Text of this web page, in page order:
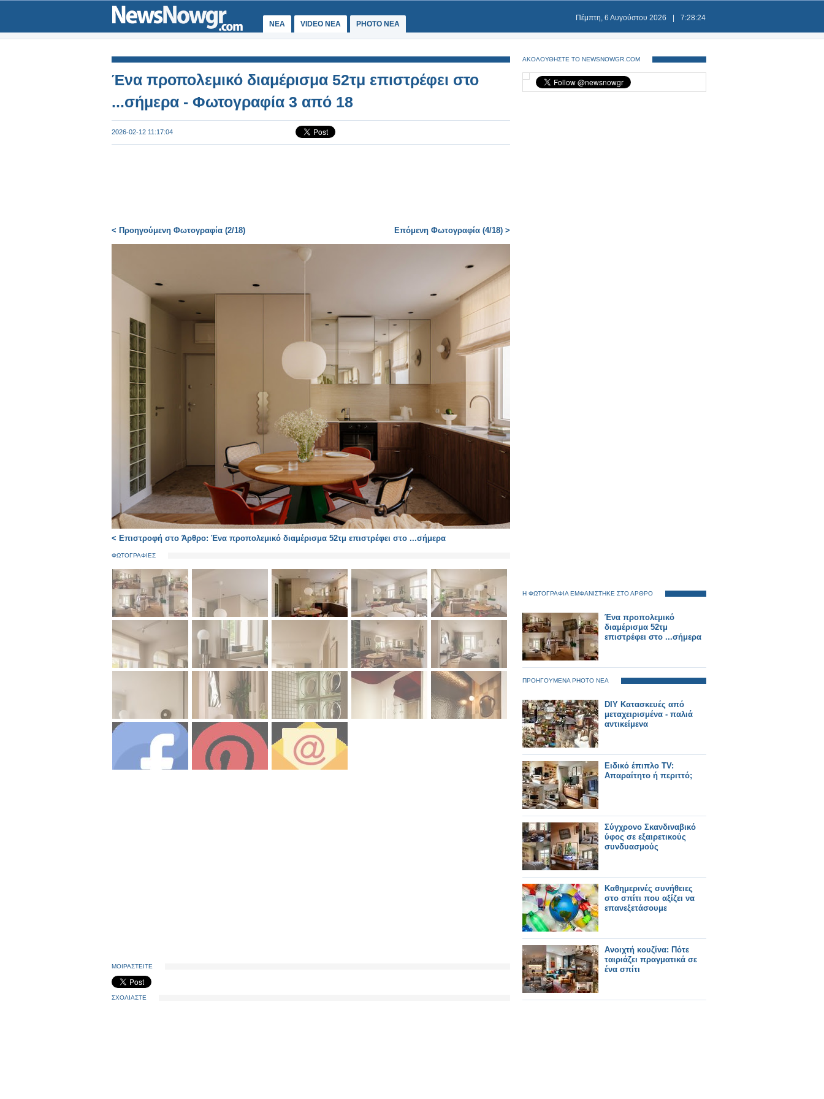
ΝΕΑ VIDEO NEA PHOTO NEA
Πέμπτη, 6 Αυγούστου 2026 7:28:25
Ένα προπολεμικό διαμέρισμα 52τμ επιστρέφει στο
...σήμερα - Φωτογραφία 3 από 18
2026-02-12 11:17:04
< Προηγούμενη Φωτογραφία (2/18) Επόμενη Φωτογραφία (4/18) >
< Επιστροφή στο Άρθρο: Ένα προπολεμικό διαμέρισμα 52τμ επιστρέφει στο ...σήμερα
ΦΩΤΟΓΡΑΦΙΕΣ
ΜΟΙΡΑΣΤΕΙΤΕ
ΣΧΟΛΙΑΣΤΕ
ΑΚΟΛΟΥΘΗΣΤΕ ΤΟ NEWSNOWGR.COM
Η ΦΩΤΟΓΡΑΦΙΑ ΕΜΦΑΝΙΣΤΗΚΕ ΣΤΟ ΑΡΘΡΟ
Ένα προπολεμικό
διαμέρισμα 52τμ
επιστρέφει στο ...σήμερα
ΠΡΟΗΓΟΥΜΕΝΑ PHOTO ΝΕΑ
DIY Κατασκευές από
μεταχειρισμένα - παλιά
αντικείμενα
Ειδικό έπιπλο TV:
Απαραίτητο ή περιττό;
Σύγχρονο Σκανδιναβικό
ύφος σε εξαιρετικούς
συνδυασμούς
Καθημερινές συνήθειες
στο σπίτι που αξίζει να
επανεξετάσουμε
Ανοιχτή κουζίνα: Πότε
ταιριάζει πραγματικά σε
ένα σπίτι